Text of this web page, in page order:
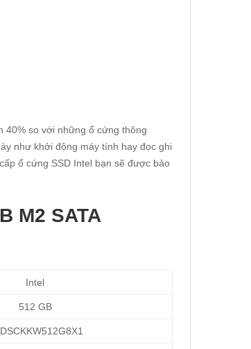
40% so với những ổ cứng thông
như khởi động máy tính hay đọc ghi
ổ cứng SSD Intel bạn sẽ được bảo
M2 SATA
Intel
512 GB